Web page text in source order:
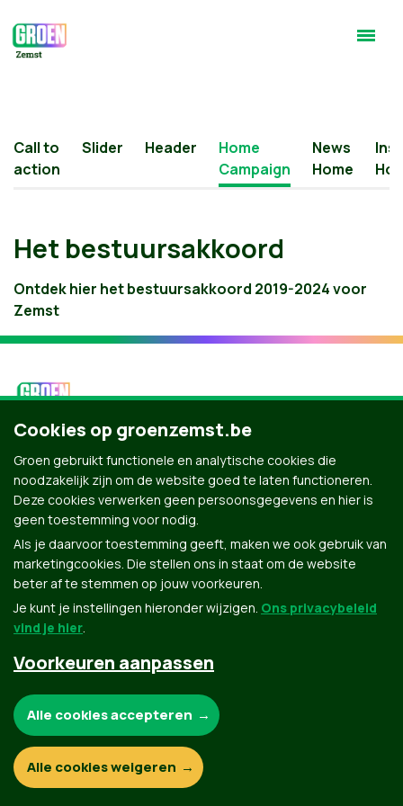
Call to
action
Slider Header
Home
Campaign
News
Home
Het bestuursakkoord
Ontdek hier het bestuursakkoord 2019-2024 voor
Zemst
Groen.be
© Copyright Groen 2026 | Gemaakt metNationBuilder| Gebouwd door
Contact Privacybeleid
Cookies op groenzemst.be
Groen gebruikt functionele en analytische cookies die
noodzakelijk zijn om de website goed te laten functioneren.
Deze cookies verwerken geen persoonsgegevens en hier is
geen toestemming voor nodig.
Als je daarvoor toestemming geeft, maken we ook gebruik van
marketingcookies. Die stellen ons in staat om de website
beter af te stemmen op jouw voorkeuren.
Je kunt je instellingen hieronder wijzigen. Ons privacybeleid
vind je hier.
Voorkeuren aanpassen
Functionele en analytische cookies:
Alle cookies accepteren
Alle cookies weigeren